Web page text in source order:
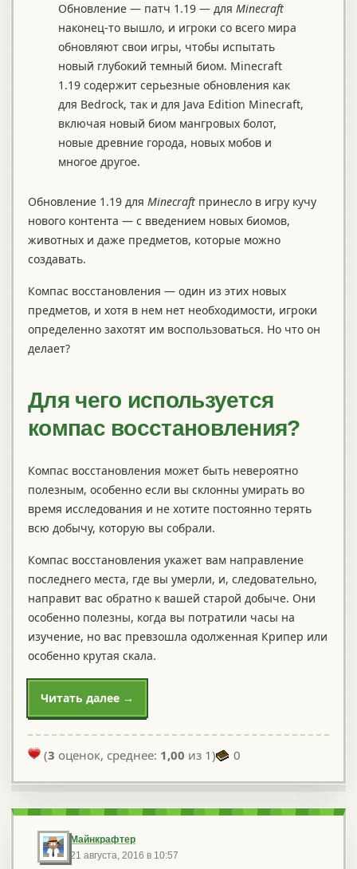
Обновление — патч 1.19 — для Minecraft
наконец-то вышло, и игроки со всего мира
обновляют свои игры, чтобы испытать
новый глубокий темный биом. Minecraft
1.19 содержит серьезные обновления как
для Bedrock, так и для Java Edition Minecraft,
включая новый биом мангровых болот,
новые древние города, новых мобов и
многое другое.
Обновление 1.19 для Minecraft принесло в игру кучу
нового контента — с введением новых биомов,
животных и даже предметов, которые можно
создавать.
Компас восстановления — один из этих новых
предметов, и хотя в нем нет необходимости, игроки
определенно захотят им воспользоваться. Но что он
делает?
Для чего используется
компас восстановления?
Компас восстановления может быть невероятно
полезным, особенно если вы склонны умирать во
время исследования и не хотите постоянно терять
всю добычу, которую вы собрали.
Компас восстановления укажет вам направление
последнего места, где вы умерли, и, следовательно,
направит вас обратно к вашей старой добыче. Они
особенно полезны, когда вы потратили часы на
изучение, но вас превзошла одолженная Крипер или
особенно крутая скала.
Читать далее →
(3 оценок, среднее: 1,00 из 1) 0
Майнкрафтер
21 августа, 2016 в 10:57